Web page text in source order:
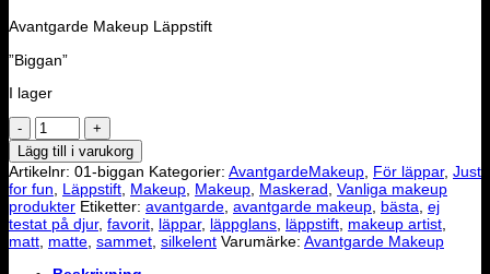
Avantgarde Makeup Läppstift
”Biggan”
I lager
Läppstift
"Biggan"
mängd
Lägg till i varukorg
Artikelnr: 01-biggan Kategorier: AvantgardeMakeup För läppar, Just
for fun
Läppstift Makeup Makeup Maskerad Vanliga makeup
produkter Etiketter: avantgarde avantgarde makeup bästa ej
testat på djur, favorit läppar, läppglans läppstift makeup artist
matt matte sammet silkelent Varumärke: Avantgarde Makeup